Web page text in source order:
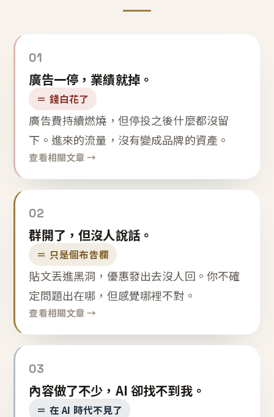
01
廣告一停，業績就掉。
＝ 錢白花了
廣告費持續燃燒，但停投之後什麼都沒留
下。進來的流量，沒有變成品牌的資產。
查看相關文章 →
02
群開了，但沒人說話。
＝ 只是個布告欄
貼文丟進黑洞，優惠發出去沒人回。你不確
定問題出在哪，但感覺哪裡不對。
查看相關文章 →
03
內容做了不少，AI 卻找不到我。
＝ 在 AI 時代不見了